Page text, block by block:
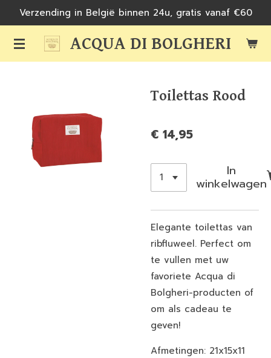
naar
de
ACQUA DI BOLGHERI
Verzending in België binnen 24u, gratis vanaf €60
Toilettas Rood
€ 14,95
In
winkelwagen
Elegante toilettas van
ribfluweel. Perfect om
te vullen met uw
favoriete Acqua di
Bolgheri-producten of
om als cadeau te
geven!
Afmetingen: 21x15x11